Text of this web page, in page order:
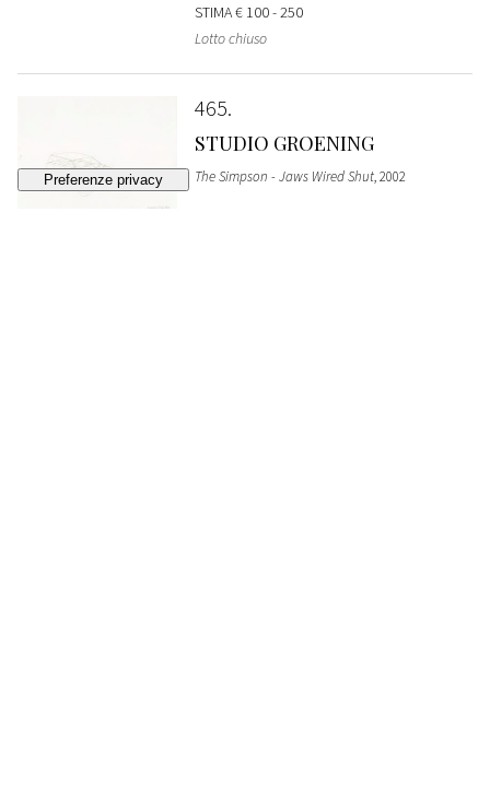
STIMA€ 100 - 250
Lotto chiuso
465
STUDIO GROENING
The Simpson - Jaws Wired Shut, 2002